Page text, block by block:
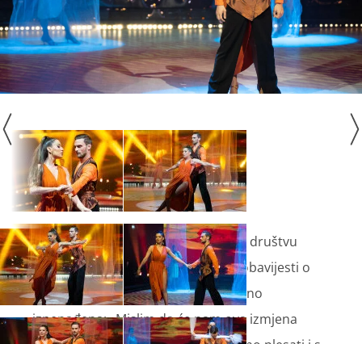
Jelena Perić ove se nedjelje našla u društvu
mentoraAlana Walmea. Od prve obavijesti o
novom izazovu Jelena je bila pozitivno
iznenađena: „Mislim da će nam ova izmjena